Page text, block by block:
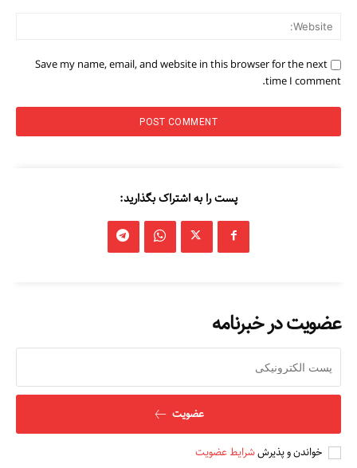
مطالعات عراق
درباره ما
تماس با ما
Save my name, email, and website in this browser for the next
time I comment.
پست را به اشتراک بگذارید:
عضویت در خبرنامه
عضویت
خواندن و پذیرششرایط عضویت